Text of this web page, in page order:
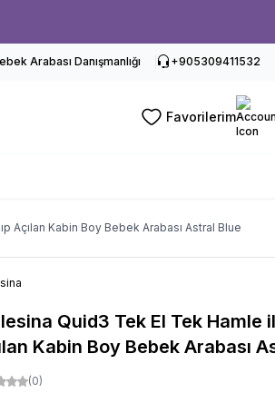
Arabası Danışmanlığı +905309411532
Favorilerim
Açılan Kabin Boy Bebek Arabası Astral Blue
Quid3 Tek El Tek Hamle
Kabin Boy Bebek Arabası
(0)